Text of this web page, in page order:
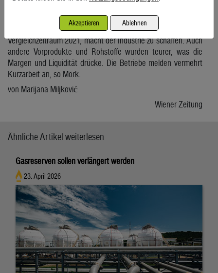
verzeichneten eine negative Entwicklung. Nicht nur der
Gaspreis, der im April 466 Prozent teurer war als im
Vergleichzeitraum 2021, macht der Industrie zu schaffen. Auch
andere Vorprodukte und Rohstoffe wurden teurer, was die
Margen und Liquidität drücke. Die Betriebe melden vermehrt
Kurzarbeit an, so Mörk.
von Marijana Miljković
Wiener Zeitung
Ähnliche Artikel weiterlesen
Gasreserven sollen verlängert werden
23. April 2026
Akzeptieren Ablehnen